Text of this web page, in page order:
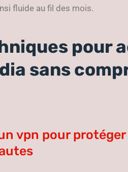
fluide au fil des mois.
pour
sans
vpn pour